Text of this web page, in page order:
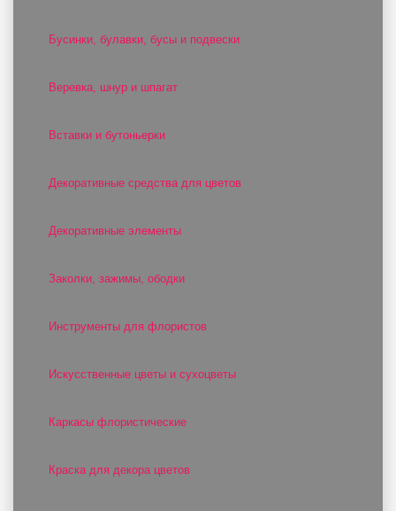
Бусинки, булавки, бусы и подвески
Веревка, шнур и шпагат
Вставки и бутоньерки
Декоративные средства для цветов
Декоративные элементы
Заколки, зажимы, ободки
Инструменты для флористов
Искусственные цветы и сухоцветы
Каркасы флористические
Краска для декора цветов